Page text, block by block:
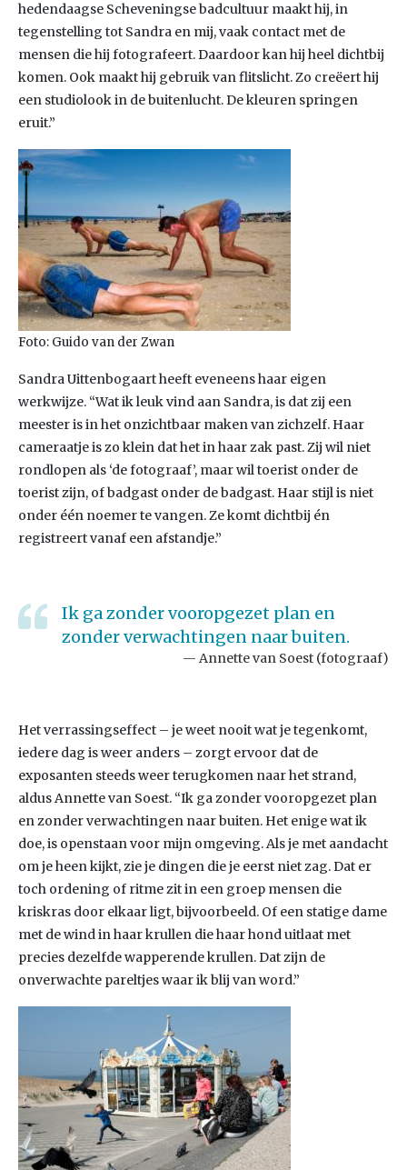
hedendaagse Scheveningse badcultuur maakt hij, in
tegenstelling tot Sandra en mij, vaak contact met de
mensen die hij fotografeert. Daardoor kan hij heel dichtbij
komen. Ook maakt hij gebruik van flitslicht. Zo creëert hij
een studiolook in de buitenlucht. De kleuren springen
eruit.”
Foto: Guido van der Zwan
Sandra Uittenbogaart heeft eveneens haar eigen
werkwijze. “Wat ik leuk vind aan Sandra, is dat zij een
meester is in het onzichtbaar maken van zichzelf. Haar
cameraatje is zo klein dat het in haar zak past. Zij wil niet
rondlopen als ‘de fotograaf’, maar wil toerist onder de
toerist zijn, of badgast onder de badgast. Haar stijl is niet
onder één noemer te vangen. Ze komt dichtbij én
registreert vanaf een afstandje.”
Ik ga zonder vooropgezet plan en
zonder verwachtingen naar buiten.
Annette van Soest (fotograaf)
Het verrassingseffect – je weet nooit wat je tegenkomt,
iedere dag is weer anders – zorgt ervoor dat de
exposanten steeds weer terugkomen naar het strand,
aldus Annette van Soest. “Ik ga zonder vooropgezet plan
en zonder verwachtingen naar buiten. Het enige wat ik
doe, is openstaan voor mijn omgeving. Als je met aandacht
om je heen kijkt, zie je dingen die je eerst niet zag. Dat er
toch ordening of ritme zit in een groep mensen die
kriskras door elkaar ligt, bijvoorbeeld. Of een statige dame
met de wind in haar krullen die haar hond uitlaat met
precies dezelfde wapperende krullen. Dat zijn de
onverwachte pareltjes waar ik blij van word.”